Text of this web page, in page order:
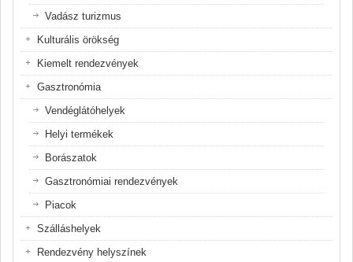
Vadász turizmus
Kulturális örökség
Kiemelt rendezvények
Gasztronómia
Vendéglátóhelyek
Helyi termékek
Borászatok
Gasztronómiai rendezvények
Piacok
Szálláshelyek
Rendezvény helyszínek